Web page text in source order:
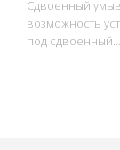
Сдвоенный
возможность
под сдвоенный…